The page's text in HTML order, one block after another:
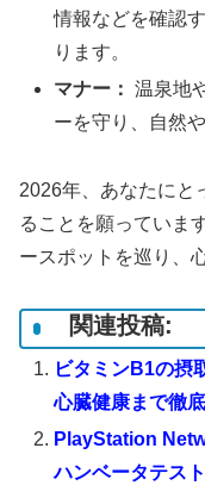
情報などを確認
ります。
マナー： 温泉地
ーを守り、自然
2026年、あなたにと
ることを願っていま
ースポットを巡り、
関連投稿:
ビタミンB1の摂
心臓健康まで徹
PlayStation
ハンベータテス